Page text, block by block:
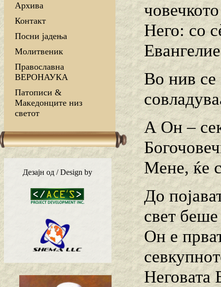
Архива
Контакт
Посни јадења
Молитвеник
Православна
ВЕРОНАУКА
Патописи &
Македонците низ
светот
Дезајн од / Design by
Него: со
Во нив се
А Он –
Мене, ќе
До
свет
Он е
Неговата